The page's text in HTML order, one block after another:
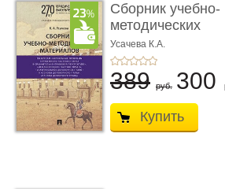
Сборник учебно-
методических
материалов по
Усачева К.А.
389 руб. 300
Купить